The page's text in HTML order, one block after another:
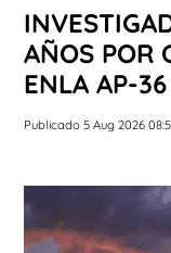
AÑOS POR
ENLA AP-
Publicado 5 Aug 2026